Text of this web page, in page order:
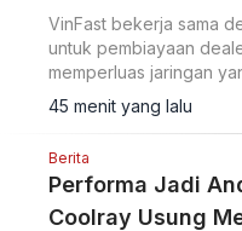
VinFast bekerja sama
untuk pembiayaan
memperluas jaringan
45 menit yang lalu
Berita
Performa Jadi
Coolray Usung